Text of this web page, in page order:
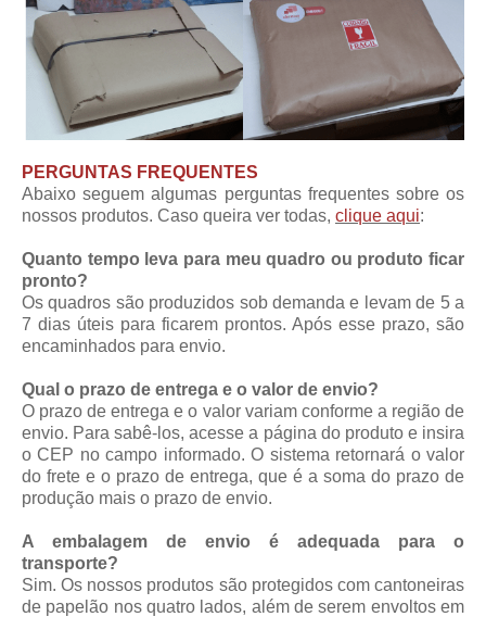
PERGUNTAS FREQUENTES
Abaixo seguem algumas perguntas frequentes sobre os
nossos produtos. Caso queira ver todas, clique aqui:
Quanto tempo leva para meu quadro ou produto ficar
pronto?
Os quadros são produzidos sob demanda e levam de 5 a
7 dias úteis para ficarem prontos. Após esse prazo, são
encaminhados para envio.
Qual o prazo de entrega e o valor de envio?
O prazo de entrega e o valor variam conforme a região de
envio. Para sabê-los, acesse a página do produto e insira
o CEP no campo informado. O sistema retornará o valor
do frete e o prazo de entrega, que é a soma do prazo de
produção mais o prazo de envio.
A embalagem de envio é adequada para o
transporte?
Sim. Os nossos produtos são protegidos com cantoneiras
de papelão nos quatro lados, além de serem envoltos em